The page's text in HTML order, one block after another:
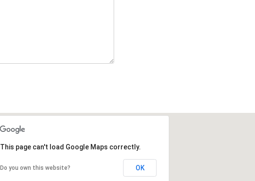
This page can't load Google Maps correctly.
Do you own this website? OK